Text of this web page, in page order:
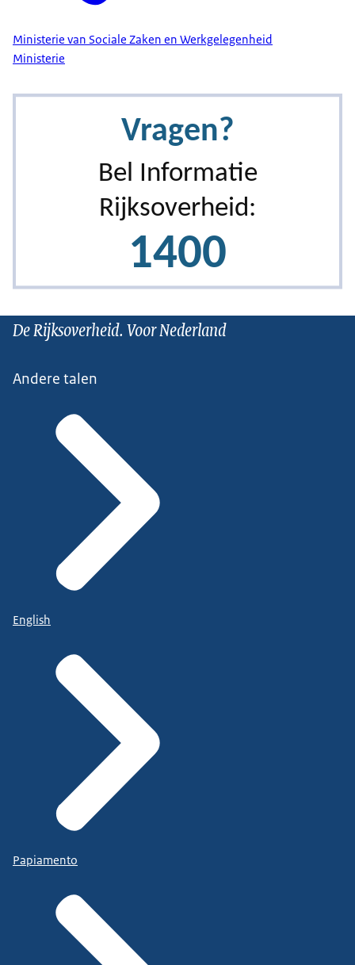
Ministerie van Sociale Zaken en Werkgelegenheid
Ministerie
De Rijksoverheid. Voor Nederland
Andere talen
English
Papiamento